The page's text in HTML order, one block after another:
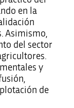
en la
Asimismo,
del sector
y
de